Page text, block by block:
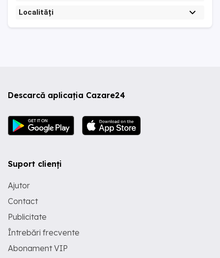
Localități
Descarcă aplicația Cazare24
Suport clienți
Ajutor
Contact
Publicitate
Întrebări frecvente
Abonament VIP